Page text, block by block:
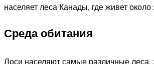
населяет леса Канады, где живет около
Среда обитания
Лоси населяют самые различные леса,